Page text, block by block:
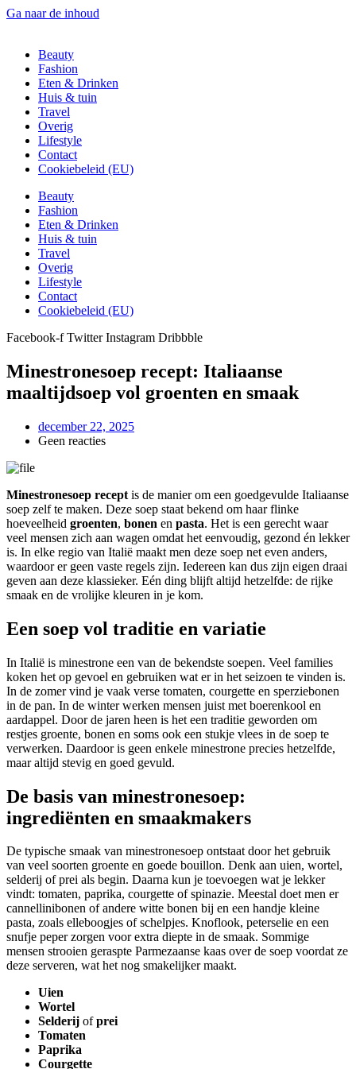
Ga naar de inhoud
Beauty
Fashion
Eten & Drinken
Huis & tuin
Travel
Overig
Lifestyle
Contact
Cookiebeleid (EU)
Beauty
Fashion
Eten & Drinken
Huis & tuin
Travel
Overig
Lifestyle
Contact
Cookiebeleid (EU)
Facebook-f Twitter Instagram Dribbble
Minestronesoep recept: Italiaanse
maaltijdsoep vol groenten en smaak
december 22, 2025
Geen reacties
Minestronesoep recept is de manier om een goedgevulde Italiaanse
soep zelf te maken. Deze soep staat bekend om haar flinke
hoeveelheid groenten, bonen en pasta. Het is een gerecht waar
veel mensen zich aan wagen omdat het eenvoudig, gezond én lekker
is. In elke regio van Italië maakt men deze soep net even anders,
waardoor er geen vaste regels zijn. Iedereen kan dus zijn eigen draai
geven aan deze klassieker. Eén ding blijft altijd hetzelfde: de rijke
smaak en de vrolijke kleuren in je kom.
Een soep vol traditie en variatie
In Italië is minestrone een van de bekendste soepen. Veel families
koken het op gevoel en gebruiken wat er in het seizoen te vinden is.
In de zomer vind je vaak verse tomaten, courgette en sperziebonen
in de pan. In de winter werken mensen juist met boerenkool en
aardappel. Door de jaren heen is het een traditie geworden om
restjes groente, bonen en soms ook een stukje vlees in de soep te
verwerken. Daardoor is geen enkele minestrone precies hetzelfde,
maar altijd stevig en goed gevuld.
De basis van minestronesoep:
ingrediënten en smaakmakers
De typische smaak van minestronesoep ontstaat door het gebruik
van veel soorten groente en goede bouillon. Denk aan uien, wortel,
selderij of prei als begin. Daarna kun je toevoegen wat je lekker
vindt: tomaten, paprika, courgette of spinazie. Meestal doet men er
cannellinibonen of andere witte bonen bij en een handje kleine
pasta, zoals elleboogjes of schelpjes. Knoflook, peterselie en een
snufje peper zorgen voor extra diepte in de smaak. Sommige
mensen strooien geraspte Parmezaanse kaas over de soep voordat ze
deze serveren, wat het nog smakelijker maakt.
Uien
Wortel
Selderij ofprei
Tomaten
Paprika
Courgette